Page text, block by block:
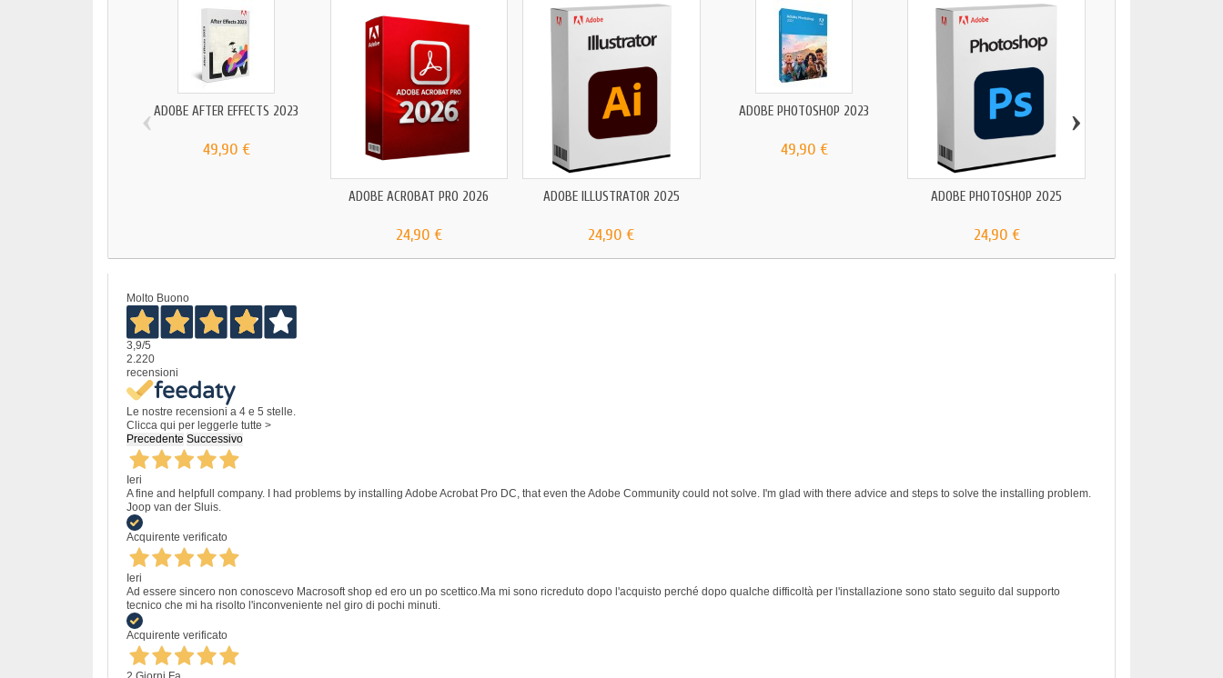
ADOBE AFTER EFFECTS 2023
49,90 €
ADOBE ACROBAT PRO 2026
24,90 €
ADOBE ILLUSTRATOR 2025
24,90 €
ADOBE PHOTOSHOP 2023
49,90 €
ADOBE PHOTOSHOP 2025
24,90 €
‹ ›
Molto Buono
3,9/5
2.220
recensioni
Le nostre recensioni a 4 e 5 stelle.
Clicca qui per leggerle tutte >
Precedente Successivo
Ieri
A fine and helpfull company. I had problems by installing Adobe Acrobat Pro DC, that even the Adobe Community could not solve. I'm glad with there advice and steps to solve the installing problem.
Joop van der Sluis.
Acquirente verificato
Ieri
Ad essere sincero non conoscevo Macrosoft shop ed ero un po scettico.Ma mi sono ricreduto dopo l'acquisto perché dopo qualche difficoltà per l'installazione sono stato seguito dal supporto
tecnico che mi ha risolto l'inconveniente nel giro di pochi minuti.
Acquirente verificato